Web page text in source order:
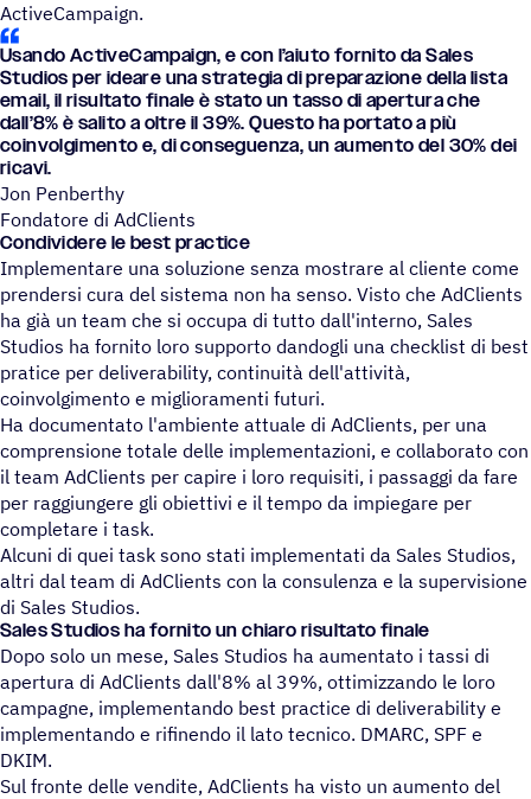
ActiveCampaign.
Usando ActiveCampaign, e con l’aiuto fornito da Sales
Studios per ideare una stra­te­gia di prepa­ra­zione della lista
email, il risul­tato finale è stato un tasso di aper­tura che
dall’8% è salito a oltre il 39%. Questo ha portato a più
coin­vol­gi­mento e, di conse­guenza, un aumento del 30% dei
ricavi.
Jon Penberthy
Fondatore di AdClients
Condividere le best practice
Implementare una soluzione senza mostrare al cliente come
prendersi cura del sistema non ha senso. Visto che AdClients
ha già un team che si occupa di tutto dall'interno, Sales
Studios ha fornito loro supporto dandogli una checklist di best
pratice per deliverability, continuità dell'attività,
coinvolgimento e miglioramenti futuri.
Ha documentato l'ambiente attuale di AdClients, per una
comprensione totale delle implementazioni, e collaborato con
il team AdClients per capire i loro requisiti, i passaggi da fare
per raggiungere gli obiettivi e il tempo da impiegare per
completare i task.
Alcuni di quei task sono stati implementati da Sales Studios,
altri dal team di AdClients con la consulenza e la supervisione
di Sales Studios.
Sales Studios ha fornito un chiaro risultato finale
Dopo solo un mese, Sales Studios ha aumentato i tassi di
apertura di AdClients dall'8% al 39%, ottimizzando le loro
campagne, implementando best practice di deliverability e
implementando e rifinendo il lato tecnico. DMARC, SPF e
DKIM.
Sul fronte delle vendite, AdClients ha visto un aumento del